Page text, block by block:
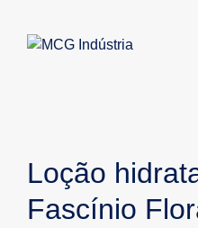
Loção
Fascínio